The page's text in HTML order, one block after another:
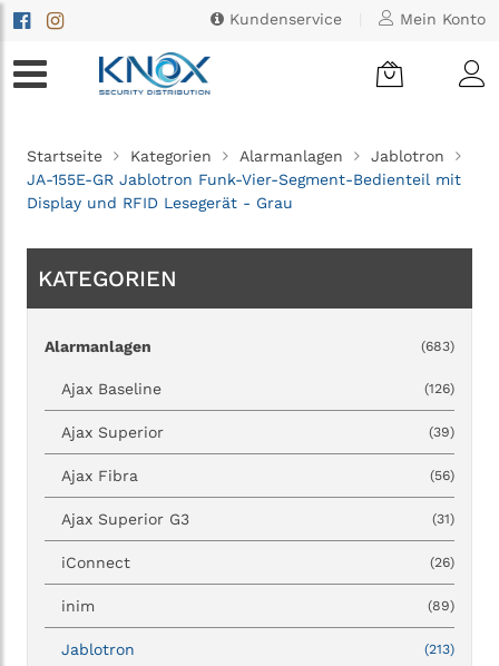
Kundenservice Mein Konto
Startseite Kategorien Alarmanlagen
Jablotron
JA-155E-GR Jablotron Funk-Vier-Segment-Bedienteil mit
Display und RFID Lesegerät - Grau
KATEGORIEN
Alarmanlagen (683)
Ajax Baseline (126)
Ajax Superior (39)
Ajax Fibra (56)
Ajax Superior G3 (31)
iConnect (26)
inim (89)
Jablotron (213)